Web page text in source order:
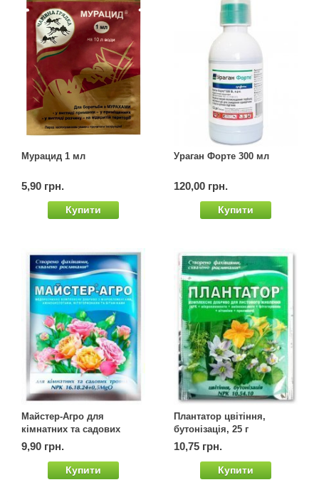
Мурацид 1 мл
5,90 грн.
Купити
Ураган Форте 300 мл
120,00 грн.
Купити
Mайстер-Агро для
кімнатних та садових
троянд, 25 г
9,90 грн.
Купити
Плантатор цвітіння,
бутонізація, 25 г
10,75 грн.
Купити